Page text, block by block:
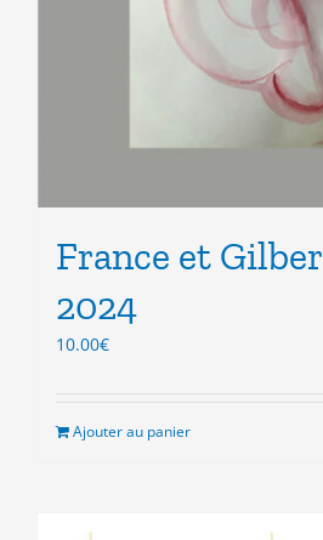
France et
2024
10.00€
Ajouter au panier